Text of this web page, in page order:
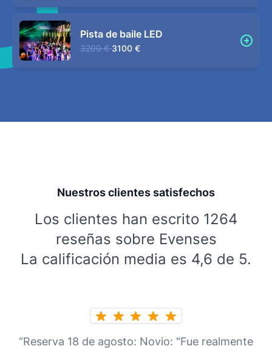
Pista de baile LED
3200 € 3100 €
Nuestros clientes satisfechos
Los clientes han escrito 1264
reseñas sobre Evenses
La calificación media es 4,6 de 5.
“Reserva 18 de agosto: Novio: "Fue realmente